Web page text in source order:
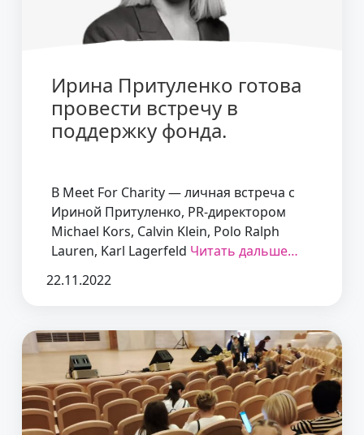
Ирина Притуленко готова
провести встречу в
поддержку фонда.
В Meet For Charity — личная встреча с
Ириной Притуленко, PR-директором
Michael Kors, Calvin Klein, Polo Ralph
Lauren, Karl Lagerfeld Читать дальше…
22.11.2022